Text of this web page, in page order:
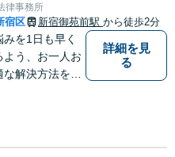
律事務所
宿区 新宿御苑前駅 から徒歩2分
を1日も早く
よう、お一人お
解決方法をご
詳細を見
る